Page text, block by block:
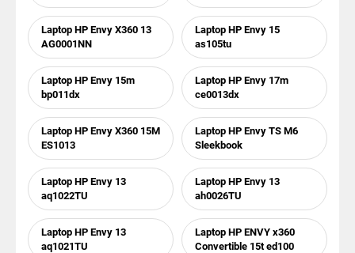
Laptop HP Envy X360 13
AG0001NN
Laptop HP Envy 15
as105tu
Laptop HP Envy 15m
bp011dx
Laptop HP Envy 17m
ce0013dx
Laptop HP Envy X360 15M
ES1013
Laptop HP Envy TS M6
Sleekbook
Laptop HP Envy 13
aq1022TU
Laptop HP Envy 13
ah0026TU
Laptop HP Envy 13
aq1021TU
Laptop HP ENVY x360
Convertible 15t ed100